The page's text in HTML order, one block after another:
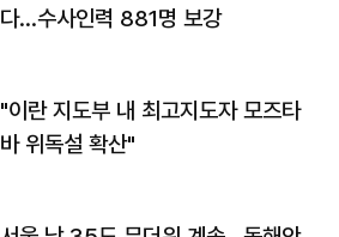
다…수사인력 881명 보강
"이란 지도부 내 최고지도자 모즈타
바 위독설 확산"